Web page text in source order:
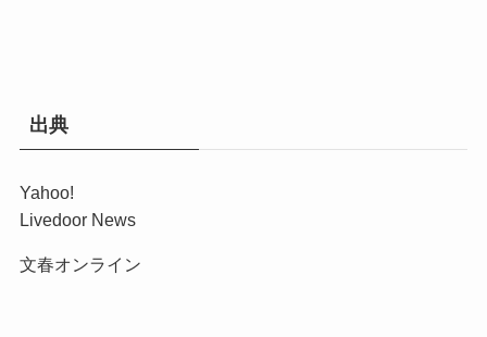
出典
Yahoo!
Livedoor News
文春オンライン